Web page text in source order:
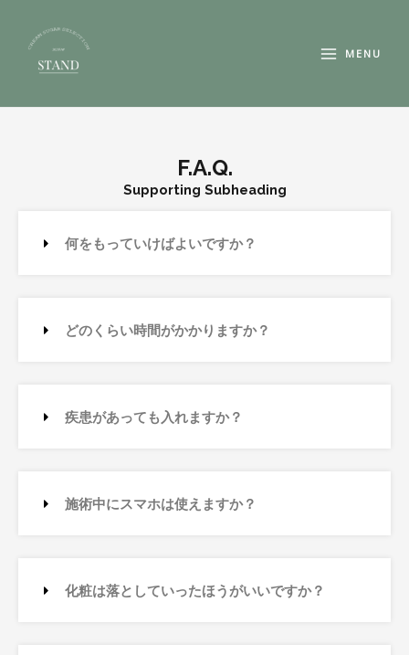
キ
MENU
MENU
F.A.Q.
Supporting Subheading
何をもっていけばよいですか？
どのくらい時間がかかりますか？
疾患があっても入れますか？
施術中にスマホは使えますか？
化粧は落としていったほうがいいですか？